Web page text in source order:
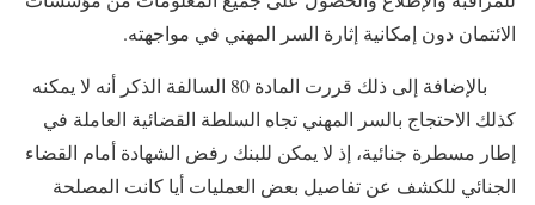
الائتمان دون إمكانية إثارة السر المهني في مواجهته.
بالإضافة إلى ذلك قررت المادة 80 السالفة الذكر أنه لا يمكنه
كذلك الاحتجاج بالسر المهني تجاه السلطة القضائية العاملة في
إطار مسطرة جنائية، إذ لا يمكن للبنك رفض الشهادة أمام القضاء
الجنائي للكشف عن تفاصيل بعض العمليات أيا كانت المصلحة